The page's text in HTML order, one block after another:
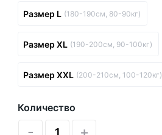
Размер L (180-190см, 80-90кг)
Размер XL (190-200см, 90-100кг)
Размер XXL (200-210см, 100-120кг)
Количество